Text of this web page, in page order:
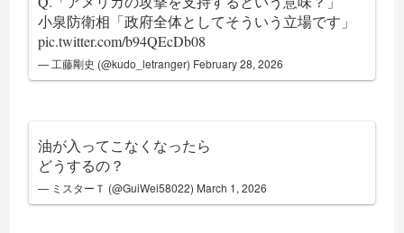
小泉防衛相「政府全体としてそういう立場です」
pic.twitter.com/b94QEcDb08
— 工藤剛史 (@kudo_letranger) February 28, 2026
油が入ってこなくなったら
どうするの？
— ミスターＴ (@GuiWei58022) March 1, 2026